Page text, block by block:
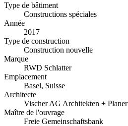
Type de bâtiment
Constructions spéciales
Année
2017
Type de construction
Construction nouvelle
Marque
RWD Schlatter
Emplacement
Basel, Suisse
Architecte
Vischer AG Architekten + Planer
Maître de l'ouvrage
Freie Gemeinschaftsbank